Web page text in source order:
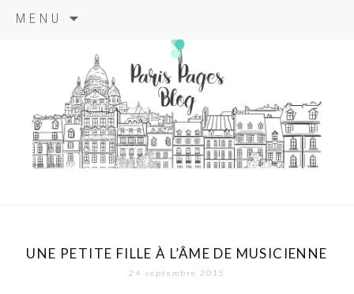
MENU
principal
paris pages
blog
UNE PETITE FILLE À L’ÂME DE MUSICIENNE
24 septembre 2015